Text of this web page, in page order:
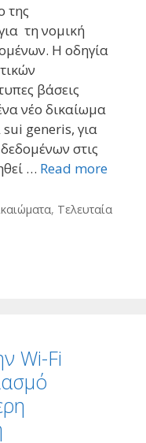
της
τη νομική
Η οδηγία
βάσεις
νέο δικαίωμα
generis, για
στις
… Read more
, Τελευταία
Wi-Fi